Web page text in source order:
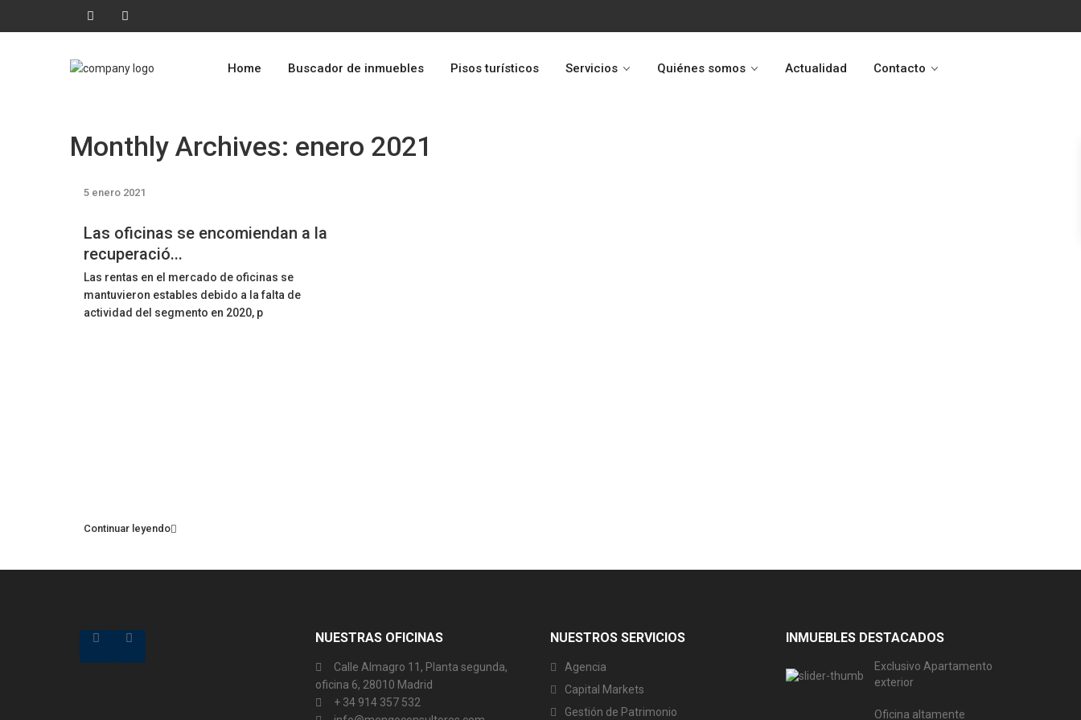
Home Buscador de inmuebles Pisos turísticos Servicios Quiénes somos Actualidad Contacto
Monthly Archives: enero 2021
Las oficinas se encomiendan a la
recuperació...
5 enero 2021
Las rentas en el mercado de oficinas se
mantuvieron estables debido a la falta de
actividad del segmento en 2020, p
Continuar leyendo
NUESTRAS OFICINAS
Calle Almagro 11, Planta segunda,
oficina 6, 28010 Madrid
+ 34 914 357 532
NUESTROS SERVICIOS
Agencia
Capital Markets
Gestión de Patrimonio
INMUEBLES DESTACADOS
Exclusivo Apartamento
exterior
Oficina altamente